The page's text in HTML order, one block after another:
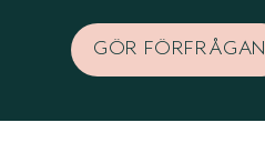
GÖR FÖRFRÅGAN